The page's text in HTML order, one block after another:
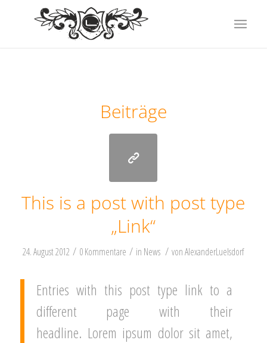
Beiträge
This is a post with post type
„Link“
24. August 2012 / 0 Kommentare / in News / vonAlexanderLuelsdorf
Entries with this post type link to a
different page with their
headline. Lorem ipsum dolor sit amet,